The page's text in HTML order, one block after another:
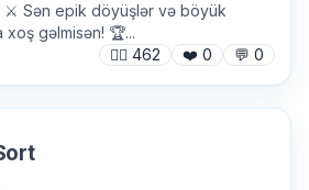
⚔️ Sən epik döyüşlər və böyük
xoş gəlmisən! 🏆...
🙍‍♂️ 462 ❤️ 0 💬 0